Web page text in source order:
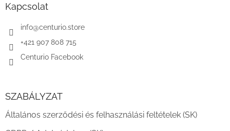
Kapcsolat
info@centurio.store
+421 907 808 715
Centurio Facebook
SZABÁLYZAT
Általános szerződési és felhasználási feltételek (SK)